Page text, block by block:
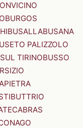
BURGOS
BUSALLABUSANA
PALIZZOLO
TIRINOBUSSO
BUTTRIO
CABRAS